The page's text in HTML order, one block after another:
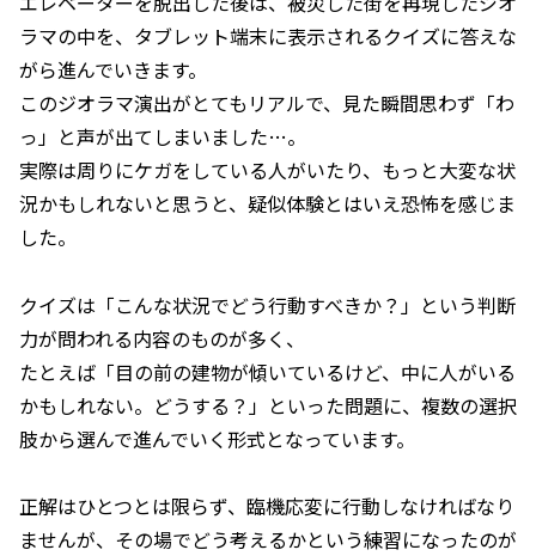
ラマの中を、タブレット端末に表示されるクイズに答えな
がら進んでいきます。
このジオラマ演出がとてもリアルで、見た瞬間思わず「わ
っ」と声が出てしまいました…。
実際は周りにケガをしている人がいたり、もっと大変な状
況かもしれないと思うと、疑似体験とはいえ恐怖を感じま
した。
クイズは「こんな状況でどう行動すべきか？」という判断
力が問われる内容のものが多く、
たとえば「目の前の建物が傾いているけど、中に人がいる
かもしれない。どうする？」といった問題に、複数の選択
肢から選んで進んでいく形式となっています。
正解はひとつとは限らず、臨機応変に行動しなければなり
ませんが、その場でどう考えるかという練習になったのが